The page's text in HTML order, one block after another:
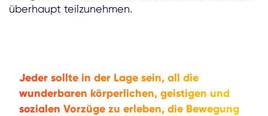
überhaupt teilzunehmen.
Jeder sollte in der Lage sein, all die
wunderbaren körperlichen, geistigen und
sozialen Vorzüge zu erleben, die Bewegung